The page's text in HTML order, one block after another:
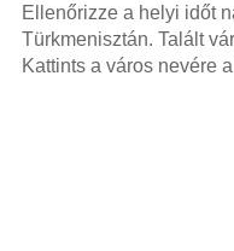
Ellenőrizze a helyi időt
Türkmenisztán. Talált
Kattints a város nevére